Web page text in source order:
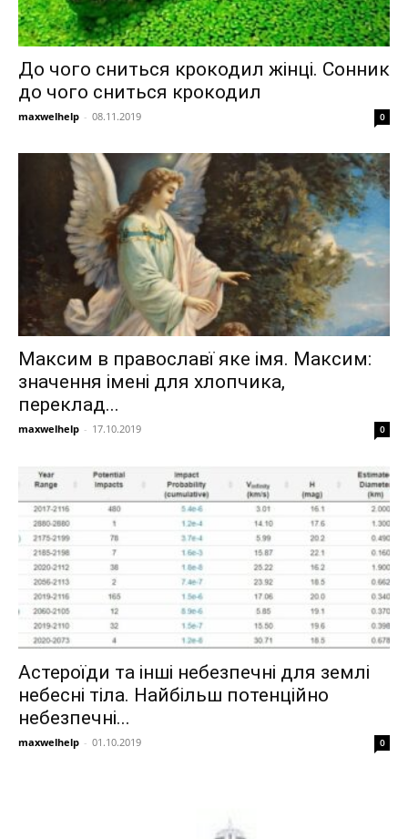
До чого сниться крокодил жінці. Сонник
до чого сниться крокодил
maxwelhelp - 08.11.2019 0
Максим в православї яке імя. Максим:
значення імені для хлопчика,
переклад...
maxwelhelp - 17.10.2019 0
Астероїди та інші небезпечні для землі
небесні тіла. Найбільш потенційно
небезпечні...
maxwelhelp - 01.10.2019 0